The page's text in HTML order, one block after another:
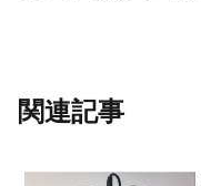
関連記事